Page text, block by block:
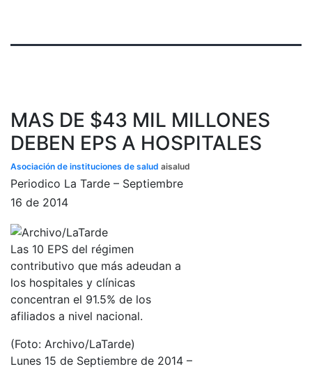
MAS DE $43 MIL MILLONES
DEBEN EPS A HOSPITALES
Asociación de instituciones de salud aisalud
Periodico La Tarde – Septiembre
16 de 2014
Las 10 EPS del régimen
contributivo que más adeudan a
los hospitales y clínicas
concentran el 91.5% de los
afiliados a nivel nacional.
(Foto: Archivo/LaTarde)
Lunes 15 de Septiembre de 2014 –